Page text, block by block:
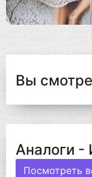
Вы
Аналоги -
Посмотреть